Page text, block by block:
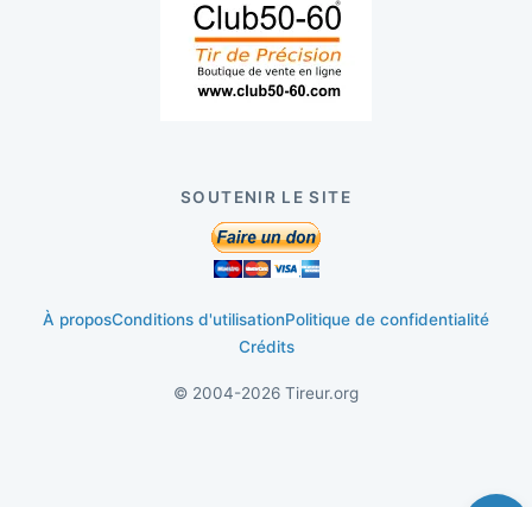
SOUTENIR LE SITE
À proposConditions d'utilisationPolitique de confidentialité
Crédits
© 2004-2026 Tireur.org